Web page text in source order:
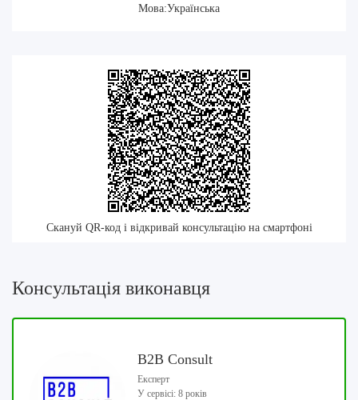
Мова:Українська
Скануй QR-код і відкривай консультацію на смартфоні
Консультація виконавця
B2B Consult
Експерт
У сервісі: 8 років